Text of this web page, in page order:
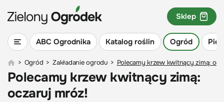
ABC Ogrodnika Katalog roślin Ogród
Sklep
> Ogród > Zakładanie ogrodu > Polecamy krzew kwitnący zimą:
Polecamy krzew kwitnący zimą:
oczaruj mróz!